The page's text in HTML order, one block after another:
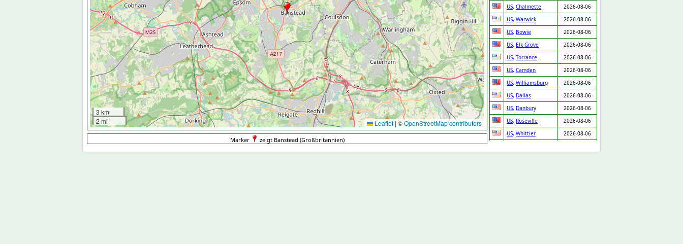
3 km
2 mi
Leaflet | ©OpenStreetMap contributors
US, Chalmette
2026-08-06
US, Warwick
2026-08-06
US, Bowie
2026-08-06
US, Elk Grove
2026-08-06
US, Torrance
2026-08-06
US, Camden
2026-08-06
US, Williamsburg
2026-08-06
US, Dallas
2026-08-06
US, Danbury
2026-08-06
US, Roseville
2026-08-06
US, Whittier
2026-08-06
Marker zeigt Banstead (Großbritannien)